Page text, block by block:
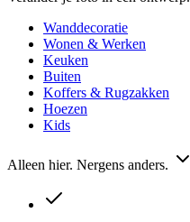
Wanddecoratie
Wonen & Werken
Keuken
Buiten
Koffers & Rugzakken
Hoezen
Kids
Alleen hier. Nergens anders.